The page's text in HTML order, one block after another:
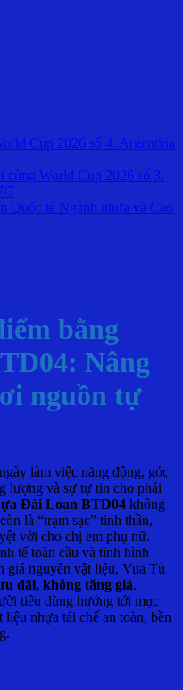
Cup 2026 số 4: Argentina
cùng World Cup 2026 số 3:
7
Quốc tế Ngành nhựa và Cao
bằng
Nâng
nguồn tự
làm việc năng động, góc
lượng và sự tự tin cho phái
Đài Loan BTD04 không
là “trạm sạc” tinh thần,
vời cho chị em phụ nữ.
tế toàn cầu và tình hình
giá nguyên vật liệu, Vua Tủ
đãi, không tăng giá.
tiêu dùng hướng tới mục
nhựa tái chế an toàn, bền